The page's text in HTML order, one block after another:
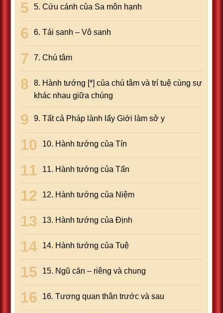
5. Cứu cánh của Sa môn hạnh
6. Tái sanh – Vô sanh
7. Chú tâm
8. Hành tướng [*] của chú tâm và trí tuệ cùng sự
khác nhau giữa chúng
9. Tất cả Pháp lành lấy Giới làm sở y
10. Hành tướng của Tín
11. Hành tướng của Tấn
12. Hành tướng của Niệm
13. Hành tướng của Định
14. Hành tướng của Tuệ
15. Ngũ căn – riêng và chung
16. Tương quan thân trước và sau